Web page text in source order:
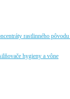
rastlinného pôvodu
hygieny a vône